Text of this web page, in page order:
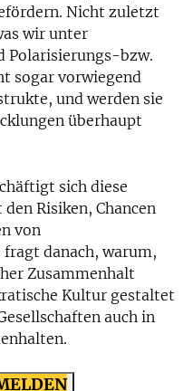
Nicht zuletzt
wir unter
Polarisierungs-bzw.
sogar vorwiegend
und werden sie
überhaupt
sich diese
Risiken, Chancen
von
fragt danach, warum,
Zusammenhalt
Kultur gestaltet
auch in